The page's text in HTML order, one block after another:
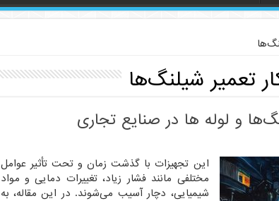
تعمیر شیلنگ‌ها
و لوله ها در صنایع تجاری
این تجهیزات با گذشت زمان و تحت تأثیر عوامل
مختلفی مانند فشار زیاد، تغییرات دمایی و مواد
شیمیایی، دچار آسیب می‌شوند. در این مقاله، به